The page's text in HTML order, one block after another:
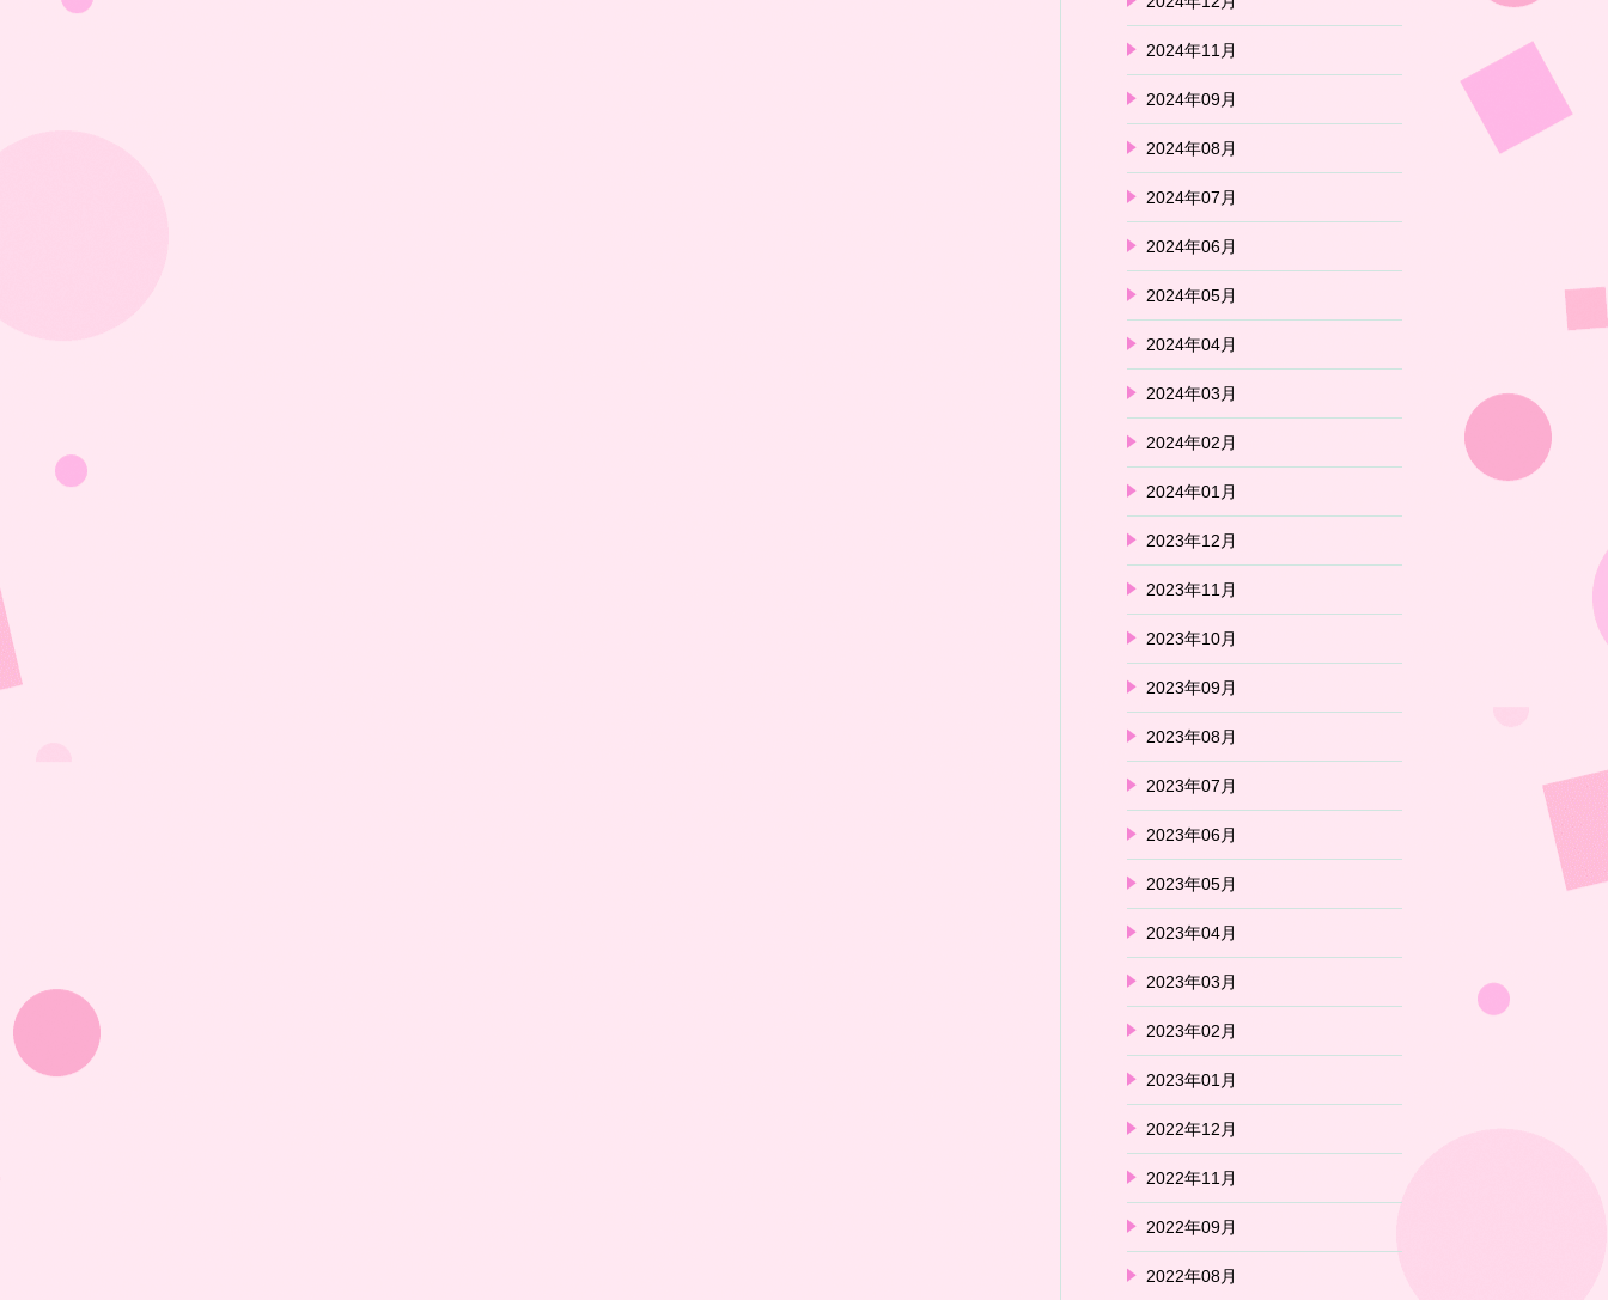
2024年11月
2024年09月
2024年08月
2024年07月
2024年06月
2024年05月
2024年04月
2024年03月
2024年02月
2024年01月
2023年12月
2023年11月
2023年10月
2023年09月
2023年08月
2023年07月
2023年06月
2023年05月
2023年04月
2023年03月
2023年02月
2023年01月
2022年12月
2022年11月
2022年09月
2022年08月